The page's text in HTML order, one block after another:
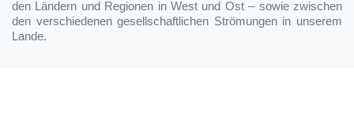
den Ländern und Regionen in West und Ost – sowie zwischen
den verschiedenen gesellschaftlichen Strömungen in unserem
Lande.